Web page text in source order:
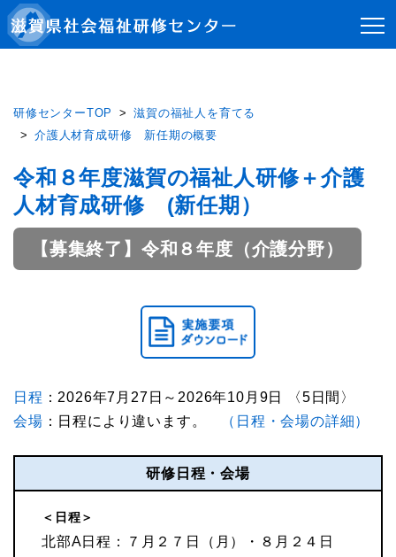
研修センターTOP
滋賀の福祉人を育てる
介護人材育成研修 新任期の概要
令和８年度滋賀の福祉人研修＋介護
人材育成研修 (新任期）
【募集終了】令和８年度（介護分野）
日程 ：2026年7月27日～2026年10月9日 〈5日間〉
会場 ：日程により違います。 （日程・会場の詳細）
研修日程・会場
＜日程＞
北部A日程：７月２７日（月）・８月２４日